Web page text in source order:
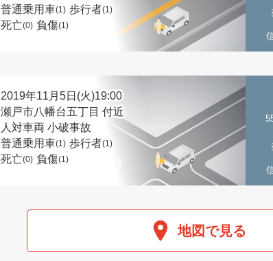
普通乗用車(1) 歩行者(1)
死亡(0) 負傷(1)
2019年11月5日(火)19:00
瀬戸市八幡台五丁目 付近
人対車両 小破事故
普通乗用車(1) 歩行者(1)
死亡(0) 負傷(1)
地図で見る